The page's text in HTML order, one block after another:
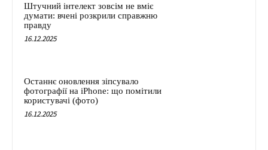
Штучний інтелект зовсім не вміє
думати: вчені розкрили справжню
правду
16.12.2025
Останнє оновлення зіпсувало
фотографії на iPhone: що помітили
користувачі (фото)
16.12.2025